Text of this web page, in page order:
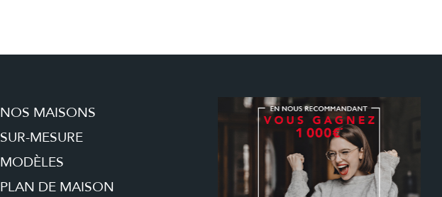
NOS MAISONS
SUR-MESURE
MODÈLES
PLAN DE MAISON